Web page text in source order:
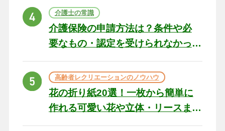
ト
介護士の常識
介護保険の申請方法は？条件や必
要なもの・認定を受けられなかっ
た場合の対処法
高齢者レクリエーションのノウハウ
花の折り紙20選！一枚から簡単に
作れる可愛い花や立体・リースま
で